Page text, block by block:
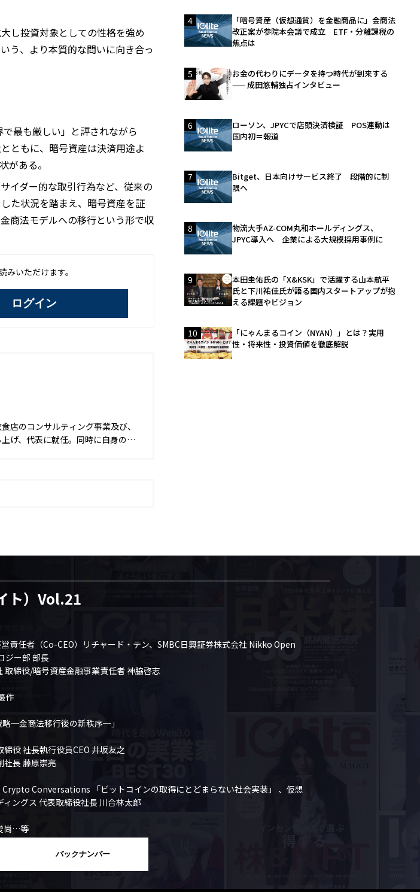
し投資対象としての性格を強め
う、より本質的な問いに向き合っ
最も厳しい」と評されながら
ともに、暗号資産は決済用途よ
がある。
イダー的な取引行為など、従来の
た状況を踏まえ、暗号資産を証
商法モデルへの移行という形で収
いただけます。
ログイン
店のコンサルティング事業及び、
げ、代表に就任。同時に自身のブ
4
「暗号資産（仮想通貨）を金融商品に」金商法
改正案が参院本会議で成立 ETF・分離課税の
焦点は
5
お金の代わりにデータを持つ時代が到来する
—— 成田悠輔独占インタビュー
6
ローソン、JPYCで店頭決済検証 POS連動は
国内初＝報道
7
Bitget、日本向けサービス終了 段階的に制
限へ
8
物流大手AZ-COM丸和ホールディングス、
JPYC導入へ 企業による大規模採用事例に
9
本田圭佑氏の「X&KSK」で活躍する山本航平
氏と下川祐佳氏が語る国内スタートアップが抱
える課題やビジョン
10
「にゃんまるコイン（NYAN）」とは？実用
性・将来性・投資価値を徹底解説
ト）Vol.21
責任者（Co-CEO）リチャード・テン、SMBC日興証券株式会社 Nikko Open
ジー部 部長
締役/暗号資産金融事業責任者 神脇啓志
作
─金商法移行後の新秩序─」
役 社長執行役員CEO 井坂友之
社長 藤原崇亮
Crypto Conversations 「ビットコインの取得にとどまらない社会実装」 、仮想
ングス 代表取締役社長 川合林太郎
尚…等
バックナンバー